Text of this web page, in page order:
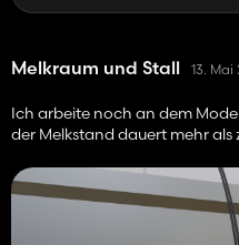
Melkraum und Stall 13. Mai
Ich arbeite noch an dem
der Melkstand dauert mehr als